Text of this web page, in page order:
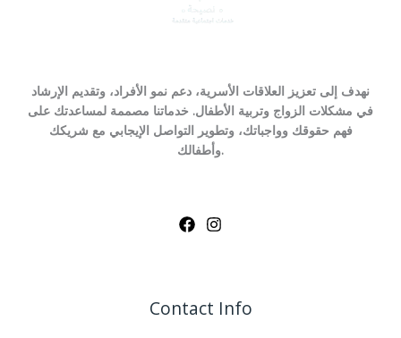
نهدف إلى تعزيز العلاقات الأسرية، دعم نمو الأفراد، وتقديم الإرشاد
في مشكلات الزواج وتربية الأطفال. خدماتنا مصممة لمساعدتك على
فهم حقوقك وواجباتك، وتطوير التواصل الإيجابي مع شريكك
وأطفالك.
Contact Info